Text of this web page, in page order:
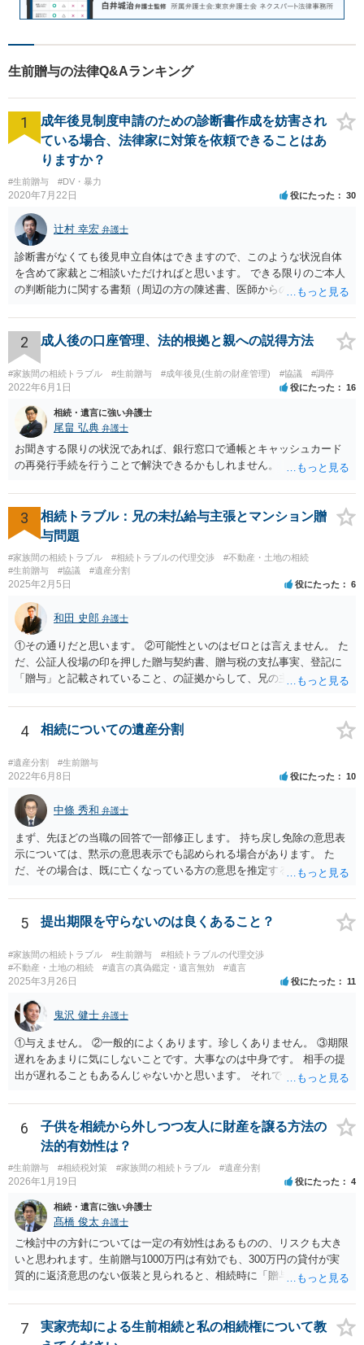
生前贈与の法律Q&Aランキング
1
成年後見制度申請のための診断書作成を妨害され
ている場合、法律家に対策を依頼できることはあ
りますか？
#生前贈与 #DV・暴力
2020年7月22日 役にたった 30
辻村 幸宏 弁護士
診断書がなくても後見申立自体はできますので、このような状況自体
を含めて家裁とご相談いただければと思います。 できる限りのご本人
の判断能力に関する書類（周辺の方の陳述書、医師からの聴取書等）
をしていただければそこから先は進むのではないかと存じます。 ま
た、Aさんの意向を酌みすぎるあまりに後見申立ができない状況にして
いる施設の問題もありますので、当該地域の地域包括支援センターに
ご相談されるのもひとつの方法です。
2 成人後の口座管理、法的根拠と親への説得方法
#家族間の相続トラブル #生前贈与 #成年後見(生前の財産管理) #協議 #調停
2022年6月1日 役にたった 16
相続・遺言に強い弁護士
尾畠 弘典 弁護士
お聞きする限りの状況であれば、銀行窓口で通帳とキャッシュカード
の再発行手続を行うことで解決できるかもしれません。
3
相続トラブル：兄の未払給与主張とマンション贈
与問題
#家族間の相続トラブル #相続トラブルの代理交渉
#不動産・土地の相続
#生前贈与
#協議 #遺産分割
2025年2月5日 役にたった 6
和田 史郎 弁護士
①その通りだと思います。 ②可能性といのはゼロとは言えません。 た
だ、公証人役場の印を押した贈与契約書、贈与税の支払事実、登記に
「贈与」と記載されていること、の証拠からして、兄の主張は通らな
わなければ、遺産分割調停を申し立てて進めるのがベターのような気
がしますね。
4 相続についての遺産分割
#遺産分割 #生前贈与
2022年6月8日 役にたった 10
中條 秀和 弁護士
まず、先ほどの当職の回答で一部修正します。 持ち戻し免除の意思表
示については、黙示の意思表示でも認められる場合があります。 た
だ、その場合は、既に亡くなっている方の意思を推定することになり
持ち戻し免除の意思表示は書面で明確にしておいていただくべきとい
う結論は変わりません。 誤解を与えるような回答でした。失礼しまし
た。 文言については、「〇〇に対する生前贈与による特別受益の持ち
戻しをすべて免除する」というのがオーソドックスなものですが、ご
心配ならば、弁護士のところに行って、特別受益となりそうな贈与に
ついて説明した上で、適切な文言についてご相談してみてはいかがで
しょうか。
5 提出期限を守らないのは良くあること？
#家族間の相続トラブル #生前贈与
#相続トラブルの代理交渉
#不動産・土地の相続
#遺言の真偽鑑定・遺言無効 #遺言
2025年3月26日 役にたった 11
鬼沢 健士 弁護士
①与えません。 ②一般的によくあります。珍しくありません。 ③期限
遅れをあまりに気にしないことです。大事なのは中身です。 相手の提
出が遅れることもあるんじゃないかと思います。 それでもあなた有利
6
子供を相続から外しつつ友人に財産を譲る方法の
法的有効性は？
#生前贈与 #相続税対策 #家族間の相続トラブル #遺産分割
2026年1月19日 役にたった 4
相続・遺言に強い弁護士
髙橋 俊太 弁護士
ご検討中の方針については一定の有効性はあるものの、リスクも大き
いと思われます。生前贈与1000万円は有効でも、300万円の貸付が実
質的に返済意思のない仮装と見られると、相続時に「贈与」と評価さ
法として考えられるものとしては、 ①信託（家族信託・目的信託） 財
産を信託口に移し、受託者（信頼できる友人や専門職）に管理させ、
・生存中はあなたの生活費・介護費に優先充当 ・残余を友人や慈善団
7
実家売却による生前相続と私の相続権について教